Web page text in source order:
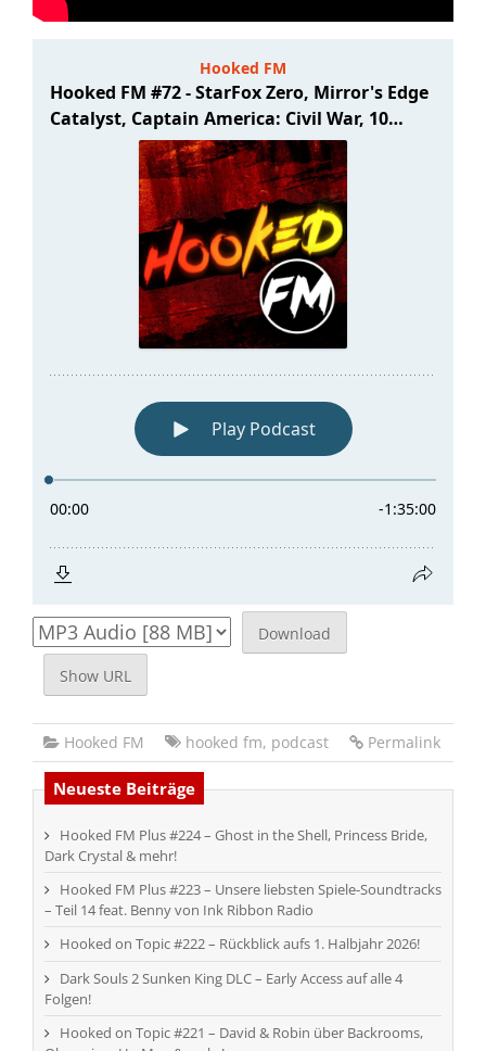
Download
Show URL
Hooked FM hooked fm, podcast Permalink
Neueste Beiträge
Hooked FM Plus #224 – Ghost in the Shell, Princess Bride,
Dark Crystal & mehr!
Hooked FM Plus #223 – Unsere liebsten Spiele-Soundtracks
– Teil 14 feat. Benny von Ink Ribbon Radio
Hooked on Topic #222 – Rückblick aufs 1. Halbjahr 2026!
Dark Souls 2 Sunken King DLC – Early Access auf alle 4
Folgen!
Hooked on Topic #221 – David & Robin über Backrooms,